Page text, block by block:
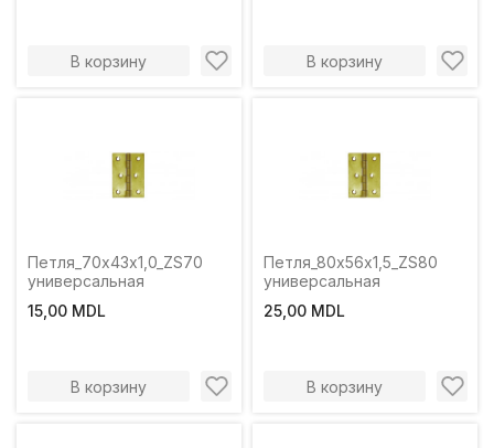
В корзину В корзину
Петля_70х43х1,0_ZS70
универсальная
15,00 MDL
В корзину
Петля_80х56х1,5_ZS80
универсальная
25,00 MDL
В корзину